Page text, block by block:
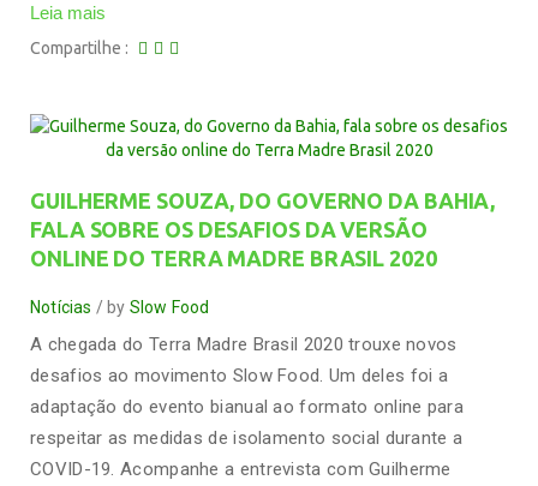
Leia mais
Compartilhe
GUILHERME SOUZA, DO GOVERNO DA BAHIA,
FALA SOBRE OS DESAFIOS DA VERSÃO
ONLINE DO TERRA MADRE BRASIL 2020
Notícias by Slow Food
A chegada do Terra Madre Brasil 2020 trouxe novos
desafios ao movimento Slow Food. Um deles foi a
adaptação do evento bianual ao formato online para
respeitar as medidas de isolamento social durante a
COVID-19. Acompanhe a entrevista com Guilherme